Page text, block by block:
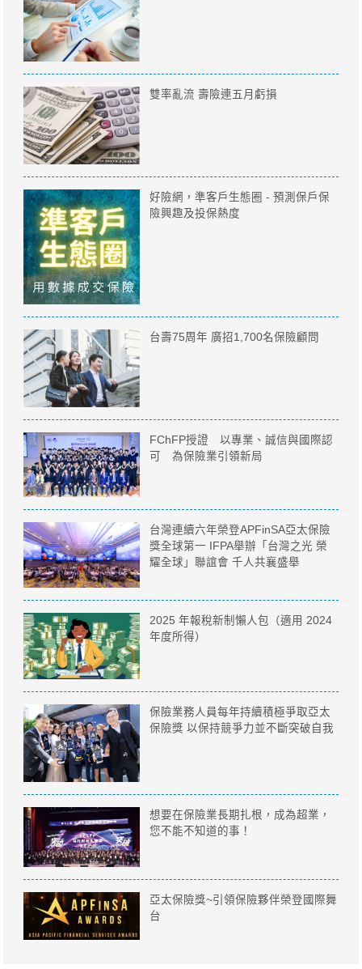
雙率亂流 壽險連五月虧損
好險網，準客戶生態圈 - 預測保戶保
險興趣及投保熱度
台壽75周年 廣招1,700名保險顧問
FChFP授證 以專業、誠信與國際認
可 為保險業引領新局
台灣連續六年榮登APFinSA亞太保險
獎全球第一 IFPA舉辦「台灣之光 榮
耀全球」聯誼會 千人共襄盛舉
2025 年報稅新制懶人包（適用 2024
年度所得）
保險業務人員每年持續積極爭取亞太
保險獎 以保持競爭力並不斷突破自我
想要在保險業長期扎根，成為超業，
您不能不知道的事！
亞太保險獎~引領保險夥伴榮登國際舞
台